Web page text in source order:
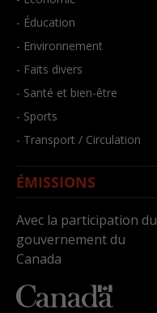
- Éducation
- Environnement
- Faits divers
- Santé et bien-être
- Sports
- Transport / Circulation
ÉMISSIONS
Avec la participation du
gouvernement du
Canada